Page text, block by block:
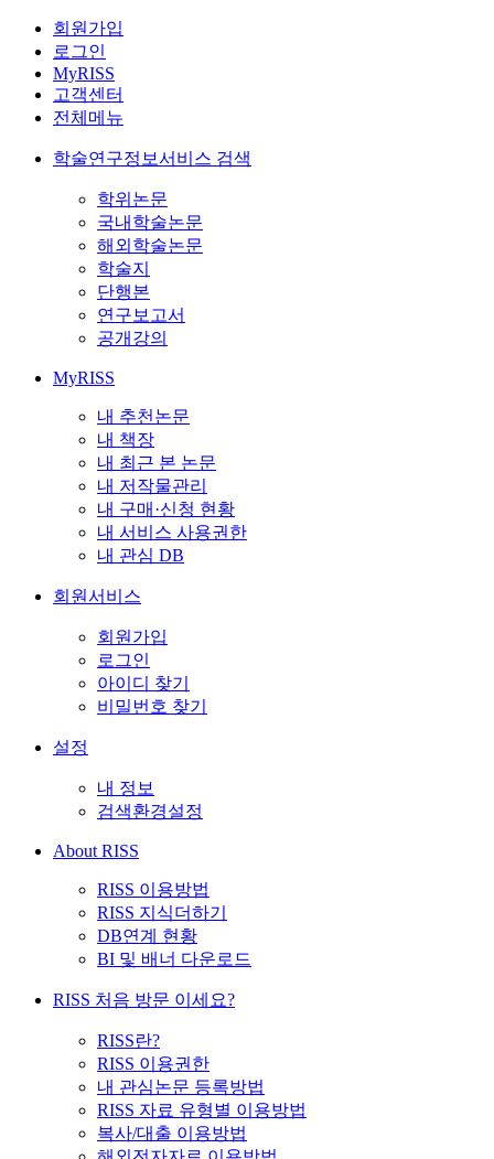
회원가입
로그인
MyRISS
고객센터
전체메뉴
학술연구정보서비스 검색
학위논문
국내학술논문
해외학술논문
학술지
단행본
연구보고서
공개강의
MyRISS
내 추천논문
내 책장
내 최근 본 논문
내 저작물관리
내 구매·신청 현황
내 서비스 사용권한
내 관심 DB
회원서비스
회원가입
로그인
아이디 찾기
비밀번호 찾기
설정
내 정보
검색환경설정
About RISS
RISS 이용방법
RISS 지식더하기
DB연계 현황
BI 및 배너 다운로드
RISS 처음 방문 이세요?
RISS란?
RISS 이용권한
내 관심논문 등록방법
RISS 자료 유형별 이용방법
복사/대출 이용방법